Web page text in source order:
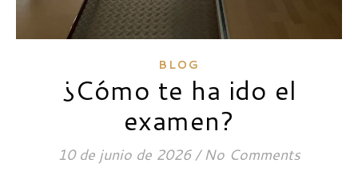
BLOG
¿Cómo te ha ido el
examen?
10 de junio de 2026 / No Comments